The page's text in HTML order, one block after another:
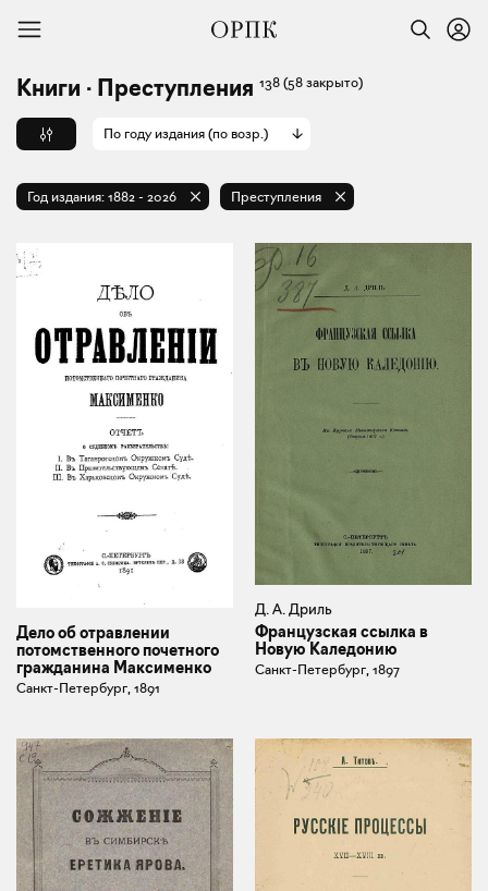
Книги · Преступления 138 (58 закрыто)
По году издания (по возр.)
Год издания: 1882 - 2026 Преступления
Дело об отравлении
потомственного почетного
гражданина Максименко
Санкт-Петербург, 1891
Д. А. Дриль
Французская ссылка в
Новую Каледонию
Санкт-Петербург, 1897